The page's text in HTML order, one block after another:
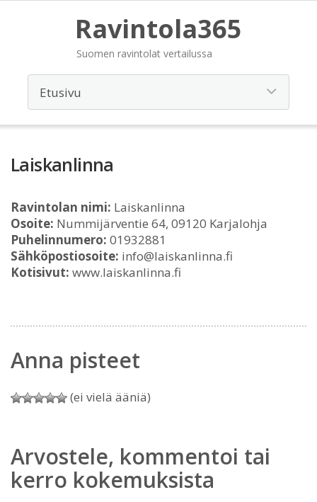
Ravintola365
Suomen ravintolat vertailussa
Laiskanlinna
Ravintolan nimi: Laiskanlinna
Osoite: Nummijärventie 64, 09120 Karjalohja
Puhelinnumero: 01932881
Sähköpostiosoite: info@laiskanlinna.fi
Kotisivut: www.laiskanlinna.fi
Anna pisteet
(ei vielä ääniä)
Arvostele, kommentoi tai
kerro kokemuksista